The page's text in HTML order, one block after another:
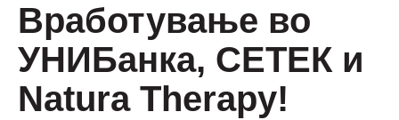
Вработување во
УНИБанка, СЕТЕК и
Natura Therapy!